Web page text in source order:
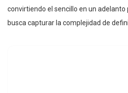
convirtiendo el sencillo en un adelanto
busca capturar la complejidad de